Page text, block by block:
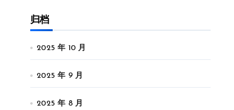
归档
2025 年 10 月
2025 年 9 月
2025 年 8 月